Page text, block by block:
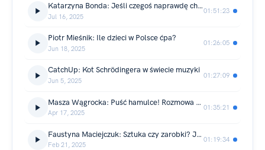
Katarzyna Bonda: Jeśli czegoś naprawdę chcesz – świat w końcu ci to da.
Jul 16, 2025
01:51:23
Piotr Mieśnik: Ile dzieci w Polsce ćpa?
Jun 18, 2025
01:26:05
CatchUp: Kot Schrödingera w świecie muzyki
Jun 5, 2025
01:27:09
Masza Wągrocka: Puść hamulce! Rozmowa o odwadze, syndromie oszusta i drodze na szczyt
Apr 17, 2025
01:35:21
Faustyna Maciejczuk: Sztuka czy zarobki? Jak tworzyć i nie stracić siebie.
Feb 21, 2025
01:19:34